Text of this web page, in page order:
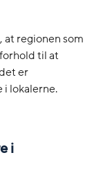
regionen som
til at
er
lokalerne.
i